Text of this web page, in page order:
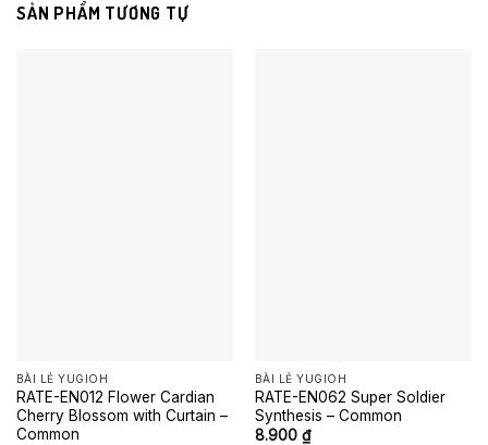
SẢN PHẨM TƯƠNG TỰ
BÀI LẺ YUGIOH
RATE-EN012 Flower Cardian
Cherry Blossom with Curtain –
Common
BÀI LẺ YUGIOH
RATE-EN062 Super Soldier
Synthesis – Common
8.900 ₫